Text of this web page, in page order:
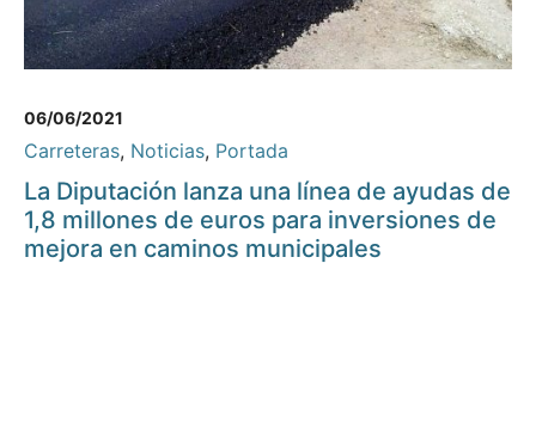
06/06/2021
Carreteras, Noticias, Portada
La Diputación lanza una línea de ayudas de
1,8 millones de euros para inversiones de
mejora en caminos municipales